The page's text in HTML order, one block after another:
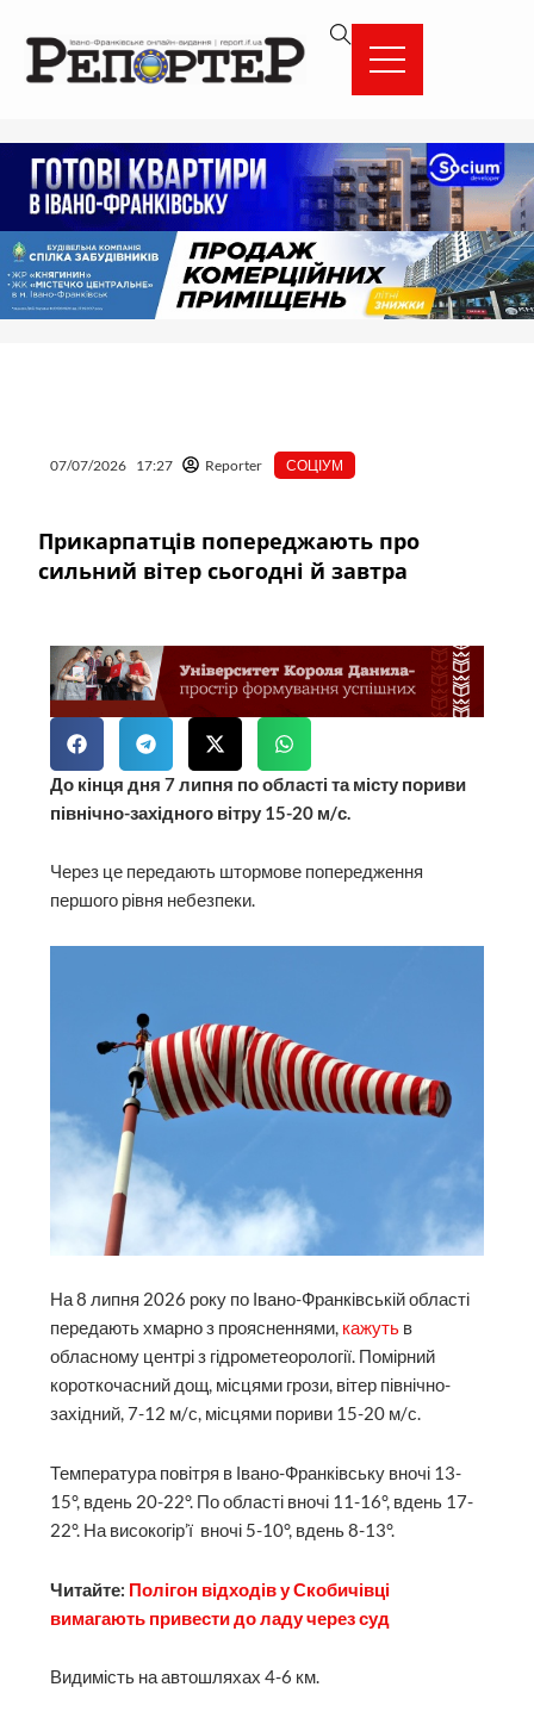
вмісту
07/07/2026 17:27 Reporter СОЦІУМ
Прикарпатців попереджають про
сильний вітер сьогодні й завтра
До кінця дня 7 липня по області та місту пориви
північно-західного вітру 15-20 м/с.
Через це передають штормове попередження
першого рівня небезпеки.
На 8 липня 2026 року по Івано-Франківській області
передають хмарно з проясненнями, кажуть в
обласному центрі з гідрометеорології. Помірний
короткочасний дощ, місцями грози, вітер північно-
західний, 7-12 м/с, місцями пориви 15-20 м/с.
Температура повітря в Івано-Франківську вночі 13-
15°, вдень 20-22°. По області вночі 11-16°, вдень 17-
22°. На високогір’ї вночі 5-10°, вдень 8-13°.
Читайте: Полігон відходів у Скобичівці
вимагають привести до ладу через суд
Видимість на автошляхах 4-6 км.